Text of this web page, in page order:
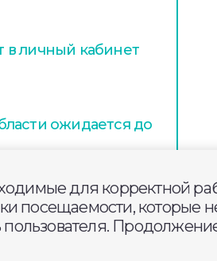
в личный кабинет
ожидается до
для корректной
посещаемости, которые